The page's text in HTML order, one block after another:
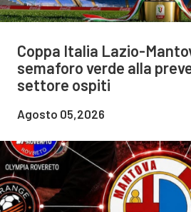
Coppa Italia Lazio-
semaforo verde alla
settore ospiti
Agosto 05,2026